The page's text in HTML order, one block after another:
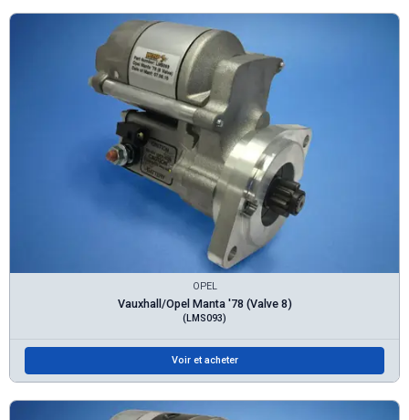
OPEL
Vauxhall/Opel Manta '78 (Valve 8)
(LMS093)
Voir et acheter